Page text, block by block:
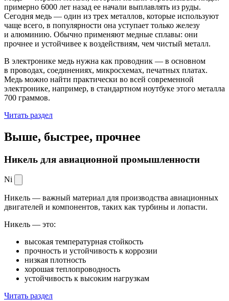
примерно 6000 лет назад ее начали выплавлять из руды.
Сегодня медь — один из трех металлов, которые используют
чаще всего, в популярности она уступает только железу
и алюминию. Обычно применяют медные сплавы: они
прочнее и устойчивее к воздействиям, чем чистый металл.
В электронике медь нужна как проводник — в основном
в проводах, соединениях, микросхемах, печатных платах.
Медь можно найти практически во всей современной
электронике, например, в стандартном ноутбуке этого металла
700 граммов.
Читать раздел
Выше, быстрее, прочнее
Никель для авиационной промышленности
Ni
Никель — важный материал для производства авиационных
двигателей и компонентов, таких как турбины и лопасти.
Никель — это:
высокая температурная стойкость
прочность и устойчивость к коррозии
низкая плотность
хорошая теплопроводность
устойчивость к высоким нагрузкам
Читать раздел